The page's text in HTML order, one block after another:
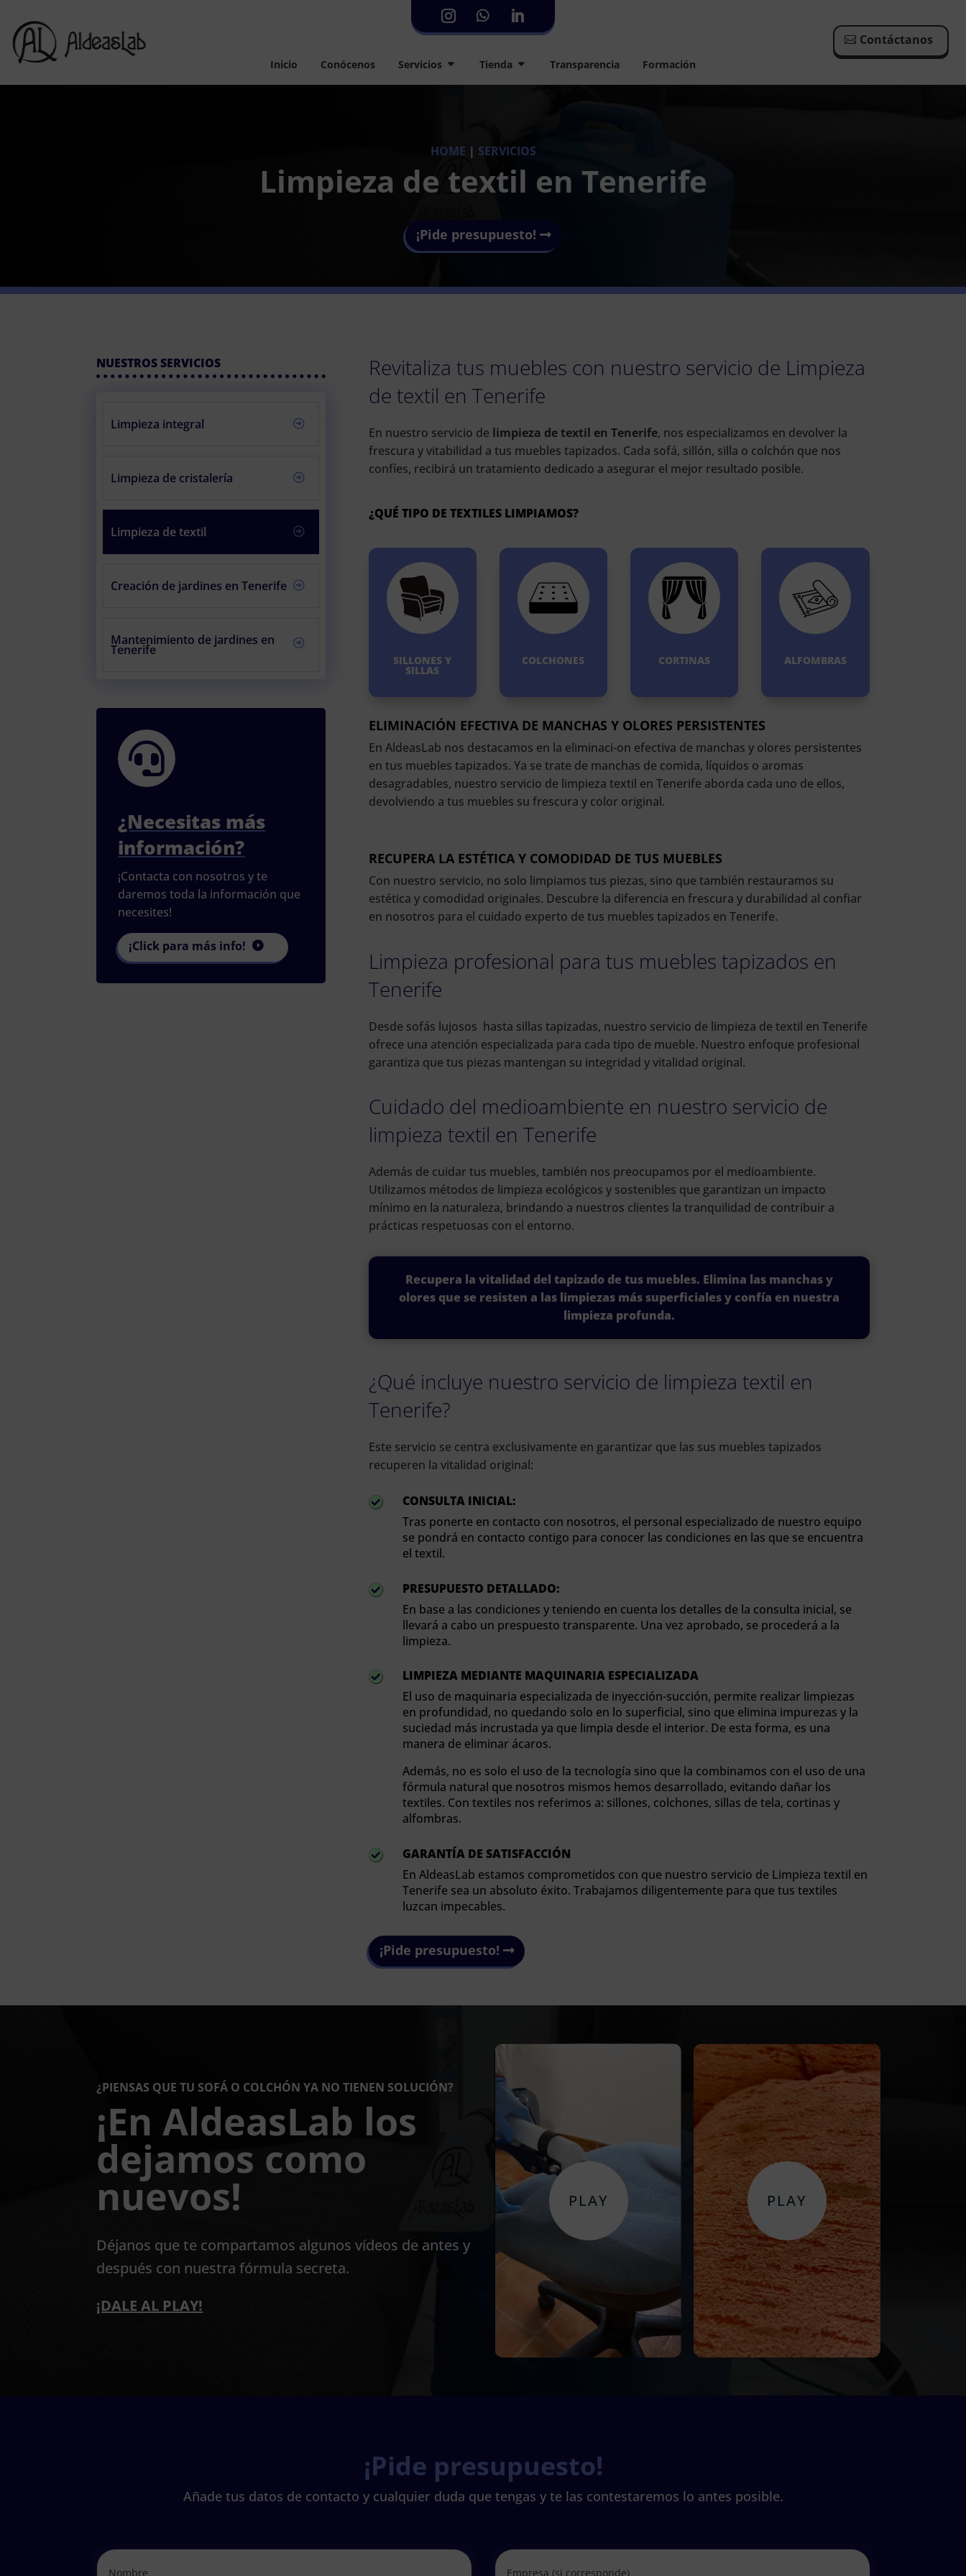
Inicio Conócenos Servicios Tienda Transparencia Formación
Contáctanos
HOME | SERVICIOS
Limpieza de textil en Tenerife
¡Pide presupuesto!
NUESTROS SERVICIOS
Limpieza integral
Limpieza de cristalería
Limpieza de textil
Creación de jardines en Tenerife
Mantenimiento de jardines en
Tenerife

¿Necesitas más
información?
¡Contacta con nosotros y te
daremos toda la información que
necesites!
¡Click para más info!
Revitaliza tus muebles con nuestro servicio de Limpieza
de textil en Tenerife
En nuestro servicio de limpieza de textil en Tenerife, nos especializamos en devolver la
frescura y vitabilidad a tus muebles tapizados. Cada sofá, sillón, silla o colchón que nos
confíes, recibirá un tratamiento dedicado a asegurar el mejor resultado posible.
¿QUÉ TIPO DE TEXTILES LIMPIAMOS?
SILLONES Y
SILLAS
COLCHONES CORTINAS ALFOMBRAS
ELIMINACIÓN EFECTIVA DE MANCHAS Y OLORES PERSISTENTES
En AldeasLab nos destacamos en la eliminaci-on efectiva de manchas y olores persistentes
en tus muebles tapizados. Ya se trate de manchas de comida, líquidos o aromas
desagradables, nuestro servicio de limpieza textil en Tenerife aborda cada uno de ellos,
devolviendo a tus muebles su frescura y color original.
RECUPERA LA ESTÉTICA Y COMODIDAD DE TUS MUEBLES
Con nuestro servicio, no solo limpiamos tus piezas, sino que también restauramos su
estética y comodidad originales. Descubre la diferencia en frescura y durabilidad al confiar
en nosotros para el cuidado experto de tus muebles tapizados en Tenerife.
Limpieza profesional para tus muebles tapizados en
Tenerife
Desde sofás lujosos hasta sillas tapizadas, nuestro servicio de limpieza de textil en Tenerife
ofrece una atención especializada para cada tipo de mueble. Nuestro enfoque profesional
garantiza que tus piezas mantengan su integridad y vitalidad original.
Cuidado del medioambiente en nuestro servicio de
limpieza textil en Tenerife
Además de cuidar tus muebles, también nos preocupamos por el medioambiente.
Utilizamos métodos de limpieza ecológicos y sostenibles que garantizan un impacto
mínimo en la naturaleza, brindando a nuestros clientes la tranquilidad de contribuir a
prácticas respetuosas con el entorno.
Recupera la vitalidad del tapizado de tus muebles. Elimina las manchas y
olores que se resisten a las limpiezas más superficiales y confía en nuestra
limpieza profunda.
¿Qué incluye nuestro servicio de limpieza textil en
Tenerife?
Este servicio se centra exclusivamente en garantizar que las sus muebles tapizados
recuperen la vitalidad original:

CONSULTA INICIAL:
Tras ponerte en contacto con nosotros, el personal especializado de nuestro equipo
se pondrá en contacto contigo para conocer las condiciones en las que se encuentra
el textil.

PRESUPUESTO DETALLADO:
En base a las condiciones y teniendo en cuenta los detalles de la consulta inicial, se
llevará a cabo un prespuesto transparente. Una vez aprobado, se procederá a la
limpieza.

LIMPIEZA MEDIANTE MAQUINARIA ESPECIALIZADA
El uso de maquinaria especializada de inyección-succión, permite realizar limpiezas
en profundidad, no quedando solo en lo superficial, sino que elimina impurezas y la
suciedad más incrustada ya que limpia desde el interior. De esta forma, es una
manera de eliminar ácaros.
Además, no es solo el uso de la tecnología sino que la combinamos con el uso de una
fórmula natural que nosotros mismos hemos desarrollado, evitando dañar los
textiles. Con textiles nos referimos a: sillones, colchones, sillas de tela, cortinas y
alfombras.

GARANTÍA DE SATISFACCIÓN
En AldeasLab estamos comprometidos con que nuestro servicio de Limpieza textil en
Tenerife sea un absoluto éxito. Trabajamos diligentemente para que tus textiles
luzcan impecables.
¡Pide presupuesto!
¿PIENSAS QUE TU SOFÁ O COLCHÓN YA NO TIENEN SOLUCIÓN?
¡En AldeasLab los
dejamos como
nuevos!
Déjanos que te compartamos algunos vídeos de antes y
después con nuestra fórmula secreta.
¡DALE AL PLAY!
¡Pide presupuesto!
Añade tus datos de contacto y cualquier duda que tengas y te las contestaremos lo antes posible.